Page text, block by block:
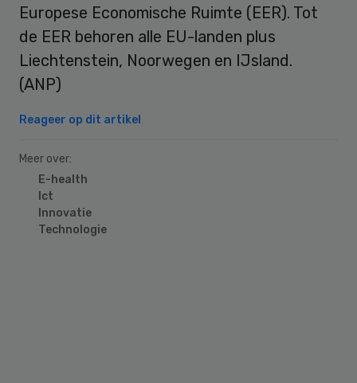
Europese Economische Ruimte (EER). Tot
de EER behoren alle EU-landen plus
Liechtenstein, Noorwegen en IJsland.
(ANP)
Reageer op dit artikel
Meer over:
E-health
Ict
Innovatie
Technologie